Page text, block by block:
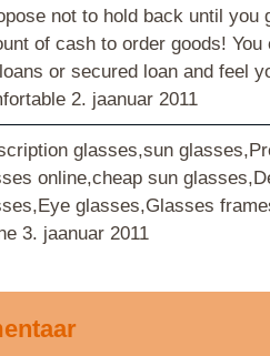
not to hold back until you
of cash to order goods!
or secured loan and feel
2. jaanuar 2011
glasses,sun
online,cheap sun
glasses,Glasses
3. jaanuar 2011